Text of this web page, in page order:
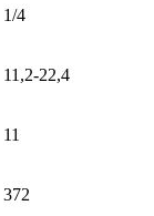
1/4
11,2-22,4
11
372